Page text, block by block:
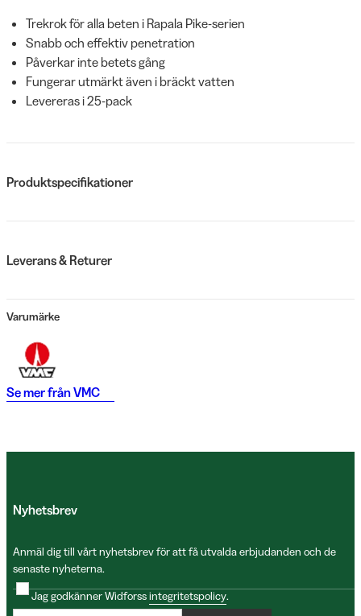
Trekrok för alla beten i Rapala Pike-serien
Snabb och effektiv penetration
Påverkar inte betets gång
Fungerar utmärkt även i bräckt vatten
Levereras i 25-pack
Produktspecifikationer
Leverans & Returer
Varumärke
Se mer frånVMC
Nyhetsbrev
Anmäl dig till vårt nyhetsbrev för att få utvalda erbjudanden och de
senaste nyheterna.
Jag godkänner Widforssintegritetspolicy.